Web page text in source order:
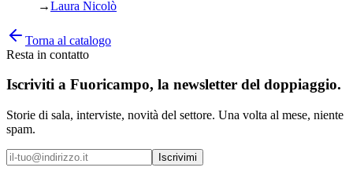
→Laura Nicolò
Torna al catalogo
Resta in contatto
Iscriviti a Fuoricampo, la newsletter del doppiaggio.
Storie di sala, interviste, novità del settore. Una volta al mese, niente
spam.
Iscrivimi